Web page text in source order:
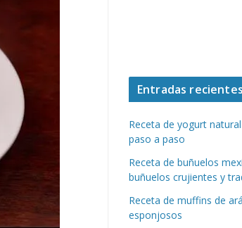
Entradas recientes
Receta de yogurt
paso a paso
Receta de buñuelos
buñuelos crujientes y
Receta de muffins de
esponjosos